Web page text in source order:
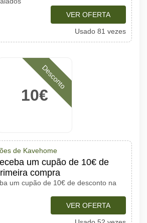
VER OFERTA
Usado 81 vezes
10€
Desconto
de Kavehome
um cupão de 10€ de
compra
um cupão de 10€ de desconto na
VER OFERTA